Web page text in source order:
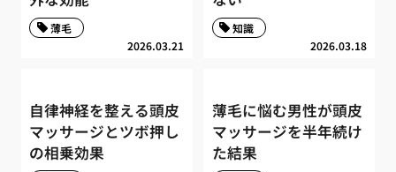
2026.03.21
薄毛
2026.03.18
知識
自律神経を整える頭皮
マッサージとツボ押し
の相乗効果
薄毛に悩む男性が頭皮
マッサージを半年続け
た結果